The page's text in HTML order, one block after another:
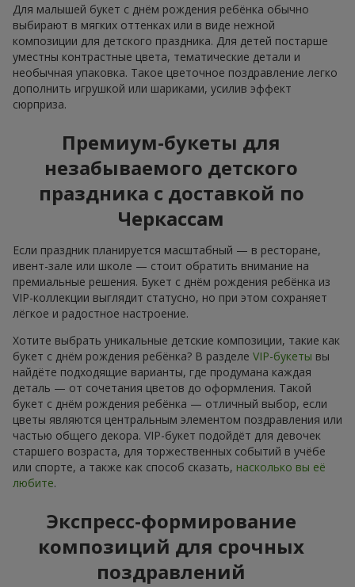
Для малышей букет с днём рождения ребёнка обычно
выбирают в мягких оттенках или в виде нежной
композиции для детского праздника. Для детей постарше
уместны контрастные цвета, тематические детали и
необычная упаковка. Такое цветочное поздравление легко
дополнить игрушкой или шариками, усилив эффект
сюрприза.
Премиум-букеты для
незабываемого детского
праздника с доставкой по
Черкассам
Если праздник планируется масштабный — в ресторане,
ивент-зале или школе — стоит обратить внимание на
премиальные решения. Букет с днём рождения ребёнка из
VIP-коллекции выглядит статусно, но при этом сохраняет
лёгкое и радостное настроение.
Хотите выбрать уникальные детские композиции, такие как
букет с днём рождения ребёнка? В разделе VIP-букеты вы
найдёте подходящие варианты, где продумана каждая
деталь — от сочетания цветов до оформления. Такой
букет с днём рождения ребёнка — отличный выбор, если
цветы являются центральным элементом поздравления или
частью общего декора. VIP-букет подойдёт для девочек
старшего возраста, для торжественных событий в учёбе
или спорте, а также как способ сказать, насколько вы её
любите.
Экспресс-формирование
композиций для срочных
поздравлений